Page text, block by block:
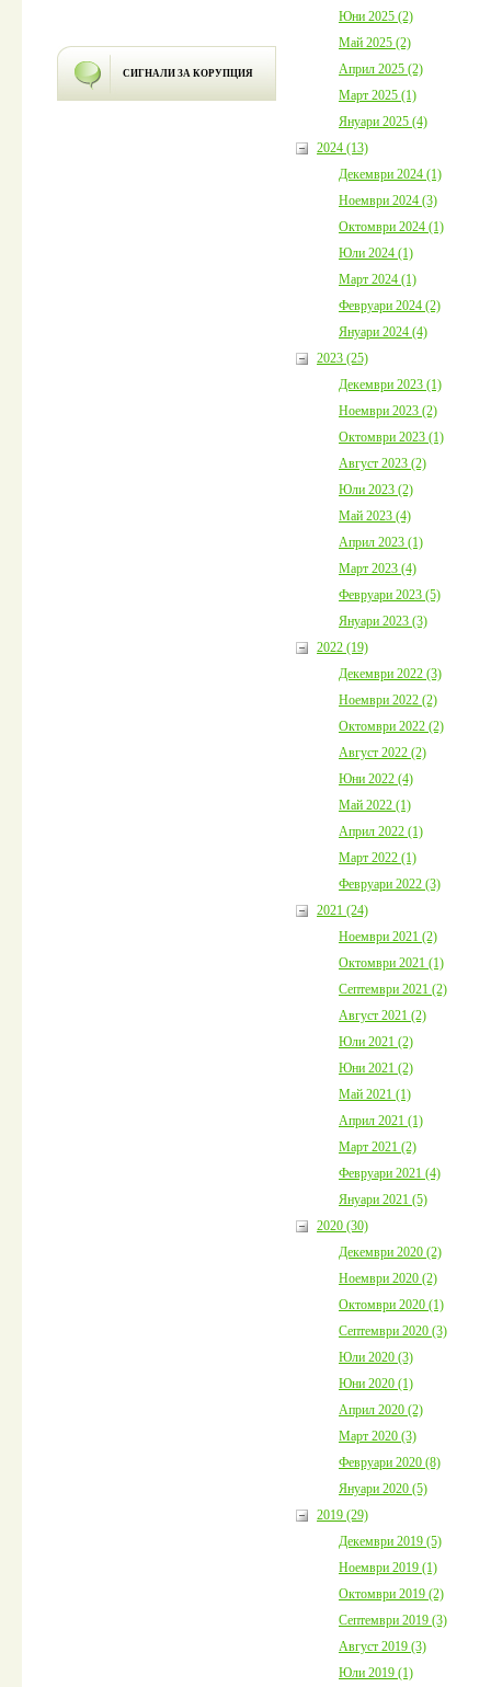
СИГНАЛИ ЗА КОРУПЦИЯ
Юни 2025 (2)
Май 2025 (2)
Април 2025 (2)
Март 2025 (1)
Януари 2025 (4)
2024 (13)
Декември 2024 (1)
Ноември 2024 (3)
Октомври 2024 (1)
Юли 2024 (1)
Март 2024 (1)
Февруари 2024 (2)
Януари 2024 (4)
2023 (25)
Декември 2023 (1)
Ноември 2023 (2)
Октомври 2023 (1)
Август 2023 (2)
Юли 2023 (2)
Май 2023 (4)
Април 2023 (1)
Март 2023 (4)
Февруари 2023 (5)
Януари 2023 (3)
2022 (19)
Декември 2022 (3)
Ноември 2022 (2)
Октомври 2022 (2)
Август 2022 (2)
Юни 2022 (4)
Май 2022 (1)
Април 2022 (1)
Март 2022 (1)
Февруари 2022 (3)
2021 (24)
Ноември 2021 (2)
Октомври 2021 (1)
Септември 2021 (2)
Август 2021 (2)
Юли 2021 (2)
Юни 2021 (2)
Май 2021 (1)
Април 2021 (1)
Март 2021 (2)
Февруари 2021 (4)
Януари 2021 (5)
2020 (30)
Декември 2020 (2)
Ноември 2020 (2)
Октомври 2020 (1)
Септември 2020 (3)
Юли 2020 (3)
Юни 2020 (1)
Април 2020 (2)
Март 2020 (3)
Февруари 2020 (8)
Януари 2020 (5)
2019 (29)
Декември 2019 (5)
Ноември 2019 (1)
Октомври 2019 (2)
Септември 2019 (3)
Август 2019 (3)
Юли 2019 (1)